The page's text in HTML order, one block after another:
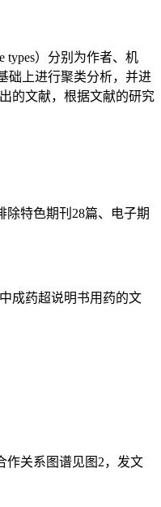
types）分别为作者、机
础上进行聚类分析，并进
的文献，根据文献的研究
除特色期刊28篇、电子期
成药超说明书用药的文
作关系图谱见图2，发文